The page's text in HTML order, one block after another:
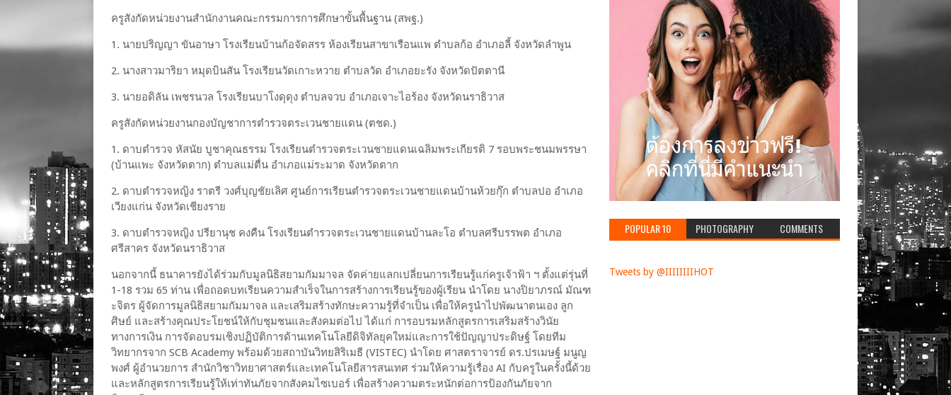
ครูสังกัดหน่วยงานสำนักงานคณะกรรมการการศึกษาขั้นพื้นฐาน (สพฐ.)
1. นายปริญญา ขันอาษา โรงเรียนบ้านก้อจัดสรร ห้องเรียนสาขาเรือนแพ ตำบลก้อ อำเภอลี้ จังหวัดลำพูน
2. นางสาวมาริยา หมุดบินสัน โรงเรียนวัดเกาะหวาย ตำบลวัด อำเภอยะรัง จังหวัดปัตตานี
3. นายอดิลัน เพชรนวล โรงเรียนบาโงดุดุง ตำบลจวบ อำเภอเจาะไอร้อง จังหวัดนราธิวาส
ครูสังกัดหน่วยงานกองบัญชาการตำรวจตระเวนชายแดน (ตชด.)
1. ดาบตำรวจ หัสนัย บูชาคุณธรรม โรงเรียนตำรวจตระเวนชายแดนเฉลิมพระเกียรติ 7 รอบพระชนมพรรษา
(บ้านแพะ จังหวัดตาก) ตำบลแม่ตื่น อำเภอแม่ระมาด จังหวัดตาก
2. ดาบตำรวจหญิง ราตรี วงศ์บุญชัยเลิศ ศูนย์การเรียนตำรวจตระเวนชายแดนบ้านห้วยกุ๊ก ตำบลปอ อำเภอ
เวียงแก่น จังหวัดเชียงราย
3. ดาบตำรวจหญิง ปรียานุช คงคืน โรงเรียนตำรวจตระเวนชายแดนบ้านละโอ ตำบลศรีบรรพต อำเภอ
ศรีสาคร จังหวัดนราธิวาส
นอกจากนี้ ธนาคารยังได้ร่วมกับมูลนิธิสยามกัมมาจล จัดค่ายแลกเปลี่ยนการเรียนรู้แก่ครูเจ้าฟ้า ฯ ตั้งแต่รุ่นที่
1-18 รวม 65 ท่าน เพื่อถอดบทเรียนความสำเร็จในการสร้างการเรียนรู้ของผู้เรียน นำโดย นางปิยาภรณ์ มัณฑ
ะจิตร ผู้จัดการมูลนิธิสยามกัมมาจล และเสริมสร้างทักษะความรู้ที่จำเป็น เพื่อให้ครูนำไปพัฒนาตนเอง ลูก
ศิษย์ และสร้างคุณประโยชน์ให้กับชุมชนและสังคมต่อไป ได้แก่ การอบรมหลักสูตรการเสริมสร้างวินัย
ทางการเงิน การจัดอบรมเชิงปฏิบัติการด้านเทคโนโลยีดิจิทัลยุคใหม่และการใช้ปัญญาประดิษฐ์ โดยทีม
วิทยากรจาก SCB Academy พร้อมด้วยสถาบันวิทยสิริเมธี (VISTEC) นำโดย ศาสตราจารย์ ดร.ปรเมษฐ์ มนูญ
พงศ์ ผู้อำนวยการ สำนักวิชาวิทยาศาสตร์และเทคโนโลยีสารสนเทศ ร่วมให้ความรู้เรื่อง AI กับครูในครั้งนี้ด้วย
และหลักสูตรการเรียนรู้ให้เท่าทันภัยจากสังคมไซเบอร์ เพื่อสร้างความตระหนักต่อการป้องกันภัยจาก
POPULAR 10 PHOTOGRAPHY COMMENTS
Tweets by @IIIIIIIIHOT